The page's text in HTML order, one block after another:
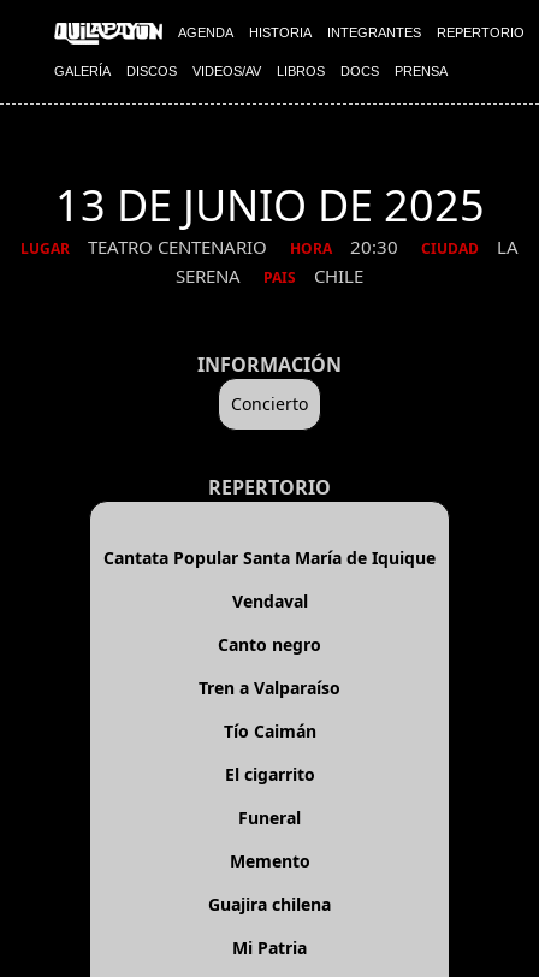
AGENDA HISTORIA INTEGRANTES REPERTORIO
GALERÍA DISCOS VIDEOS/AV LIBROS DOCS PRENSA
13 DE JUNIO DE 2025
LUGAR TEATRO CENTENARIO HORA 20:30 CIUDAD
LA
SERENA
PAIS CHILE
INFORMACIÓN
Concierto
REPERTORIO
Cantata Popular Santa María de Iquique
Vendaval
Canto negro
Tren a Valparaíso
Tío Caimán
El cigarrito
Funeral
Memento
Guajira chilena
Mi Patria